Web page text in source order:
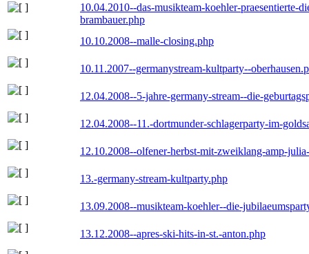
10.04.2010--das-musikteam-koehler-praesentierte-
brambauer.php
10.10.2008--malle-closing.php
10.11.2007--germanystream-kultparty--
12.04.2008--5-jahre-germany-stream--die-
12.04.2008--11.-dortmunder-schlagerparty-im-
12.10.2008--olfener-herbst-mit-zweiklang-amp-
13.-germany-stream-kultparty.php
13.09.2008--musikteam-koehler--die-
13.12.2008--apres-ski-hits-in-st.-anton.php